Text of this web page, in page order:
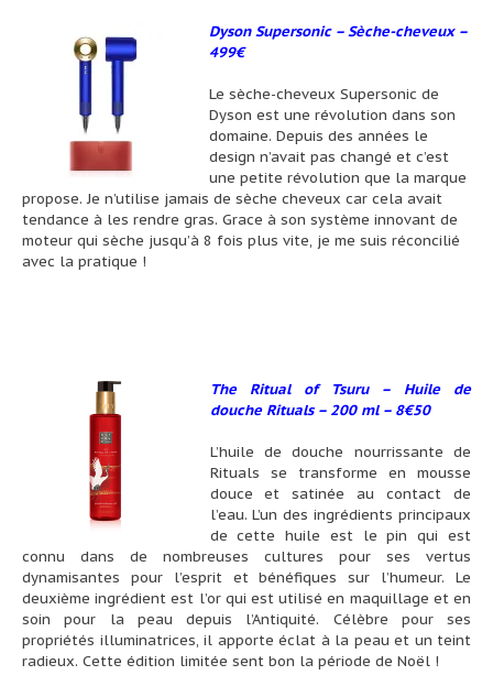
Dyson Supersonic – Sèche-cheveux –
499€
Le sèche-cheveux Supersonic de
Dyson est une révolution dans son
domaine. Depuis des années le
design n’avait pas changé et c’est
une petite révolution que la marque
propose. Je n’utilise jamais de sèche cheveux car cela avait
tendance à les rendre gras. Grace à son système innovant de
moteur qui sèche jusqu’à 8 fois plus vite, je me suis réconcilié
avec la pratique !
The Ritual of Tsuru – Huile de
douche Rituals – 200 ml – 8€50
L’huile de douche nourrissante de
Rituals se transforme en mousse
douce et satinée au contact de
l’eau. L’un des ingrédients principaux
de cette huile est le pin qui est
connu dans de nombreuses cultures pour ses vertus
dynamisantes pour l’esprit et bénéfiques sur l’humeur. Le
deuxième ingrédient est l’or qui est utilisé en maquillage et en
soin pour la peau depuis l’Antiquité. Célèbre pour ses
propriétés illuminatrices, il apporte éclat à la peau et un teint
radieux. Cette édition limitée sent bon la période de Noël !